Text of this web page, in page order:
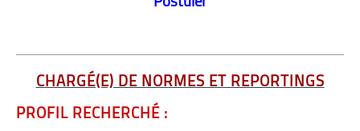
CHARGÉ(E) DE NORMES ET REPORTINGS
PROFIL RECHERCHÉ :